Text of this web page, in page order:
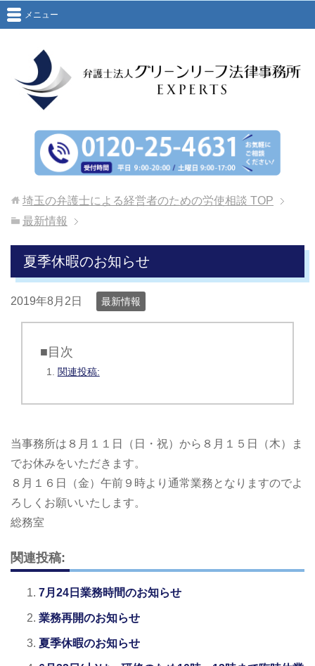
メニュー
埼玉の弁護士による経営者のための労使相談 TOP
最新情報
夏季休暇のお知らせ
2019年8月2日 最新情報
■目次
関連投稿:
当事務所は８月１１日（日・祝）から８月１５日（木）ま
でお休みをいただきます。
８月１６日（金）午前９時より通常業務となりますのでよ
ろしくお願いいたします。
総務室
関連投稿:
7月24日業務時間のお知らせ
業務再開のお知らせ
夏季休暇のお知らせ